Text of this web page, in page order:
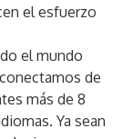
el esfuerzo
el mundo
de
más de 8
Ya sean